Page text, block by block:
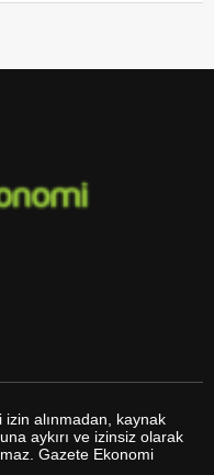
olarak, tarafınıza haber,
alınmadan, kaynak
aykırı ve izinsiz olarak
Gazete Ekonomi